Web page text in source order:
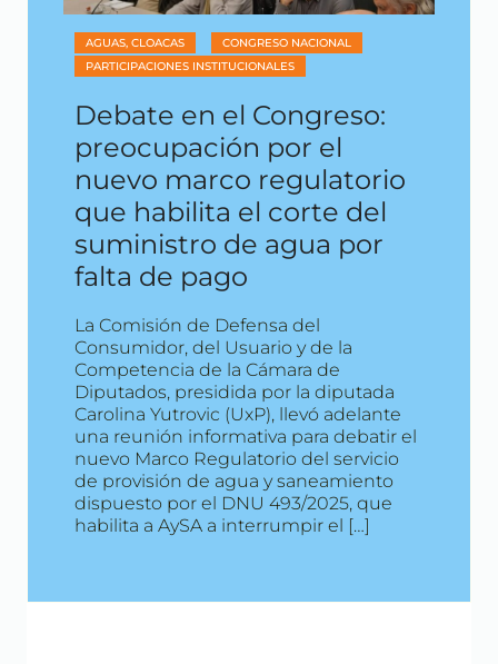
AGUAS, CLOACAS
CONGRESO NACIONAL
PARTICIPACIONES INSTITUCIONALES
Debate en el Congreso:
preocupación por el
nuevo marco regulatorio
que habilita el corte del
suministro de agua por
falta de pago
La Comisión de Defensa del
Consumidor, del Usuario y de la
Competencia de la Cámara de
Diputados, presidida por la diputada
Carolina Yutrovic (UxP), llevó adelante
una reunión informativa para debatir el
nuevo Marco Regulatorio del servicio
de provisión de agua y saneamiento
dispuesto por el DNU 493/2025, que
habilita a AySA a interrumpir el […]